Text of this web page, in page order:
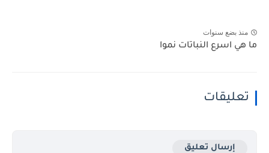
منذ بضع سنوات
ما هي اسرع النباتات نموا
تعليقات
إرسال تعليق